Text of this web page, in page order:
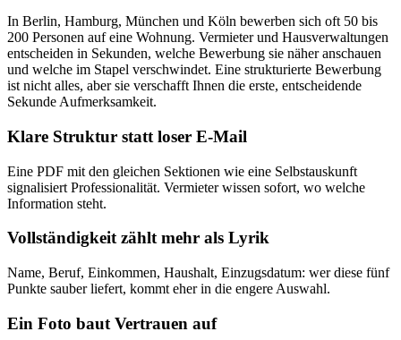
In Berlin, Hamburg, München und Köln bewerben sich oft 50 bis
200 Personen auf eine Wohnung. Vermieter und Hausverwaltungen
entscheiden in Sekunden, welche Bewerbung sie näher anschauen
und welche im Stapel verschwindet. Eine strukturierte Bewerbung
ist nicht alles, aber sie verschafft Ihnen die erste, entscheidende
Sekunde Aufmerksamkeit.
Klare Struktur statt loser E-Mail
Eine PDF mit den gleichen Sektionen wie eine Selbstauskunft
signalisiert Professionalität. Vermieter wissen sofort, wo welche
Information steht.
Vollständigkeit zählt mehr als Lyrik
Name, Beruf, Einkommen, Haushalt, Einzugsdatum: wer diese fünf
Punkte sauber liefert, kommt eher in die engere Auswahl.
Ein Foto baut Vertrauen auf